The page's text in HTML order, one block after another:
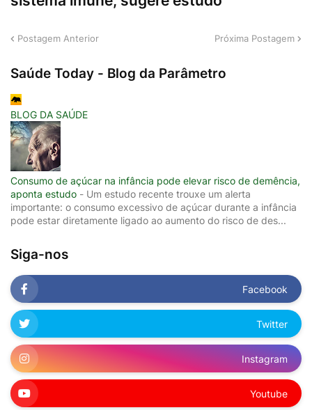
Postagem Anterior Próxima Postagem
Saúde Today - Blog da Parâmetro
BLOG DA SAÚDE
Consumo de açúcar na infância pode elevar risco de demência,
aponta estudo - Um estudo recente trouxe um alerta
importante: o consumo excessivo de açúcar durante a infância
pode estar diretamente ligado ao aumento do risco de des...
Siga-nos
Facebook
Twitter
Instagram
Youtube